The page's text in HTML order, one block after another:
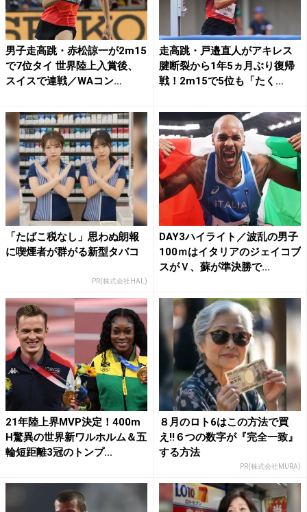
男子走高跳・赤松諒一が2m15
で7位タイ 世界陸上入賞後、
スイスで連戦／WAコン...
走高跳・戸邉直人がアキレス
腱断裂から1年5ヵ月ぶり復帰
戦！2m15で5位も「たく...
「たばこ税なし」思わぬ朗報
に喫煙者が群がる新型タバコ
PR(株式会社HAL)
DAY3ハイライト／波乱の男子
100ｍはイタリアのジェイコブ
スがＶ、蘇が準決勝で...
21年陸上界MVP決定！400m
H驚異の世界新ワルホルム＆五
輪短距離3冠のトンプ...
８月のロト6はこの方法で買
え!!６つの数字が『完全一致』
する方法
PR(株式会社MURA)